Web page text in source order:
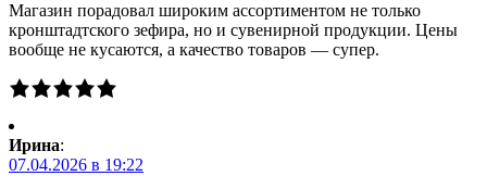
Магазин порадовал широким ассортиментом не только
кронштадтского зефира, но и сувенирной продукции. Цены
вообще не кусаются, а качество товаров — супер.
Ирина:
07.04.2026 в 19:22